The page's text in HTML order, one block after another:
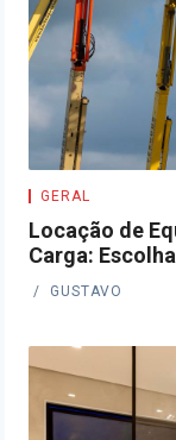
GERAL
Locação de
Carga:
GUSTAVO